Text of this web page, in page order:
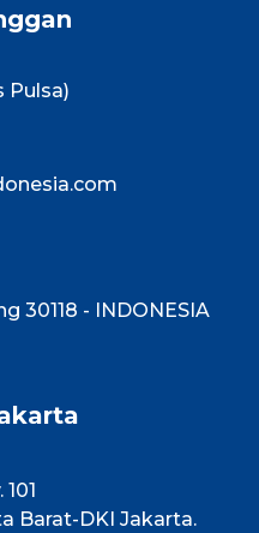
Pulsa)
30118 - INDONESIA
Barat-DKI Jakarta.